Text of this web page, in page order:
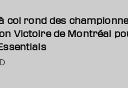
col rond des
Victoire de Montréal